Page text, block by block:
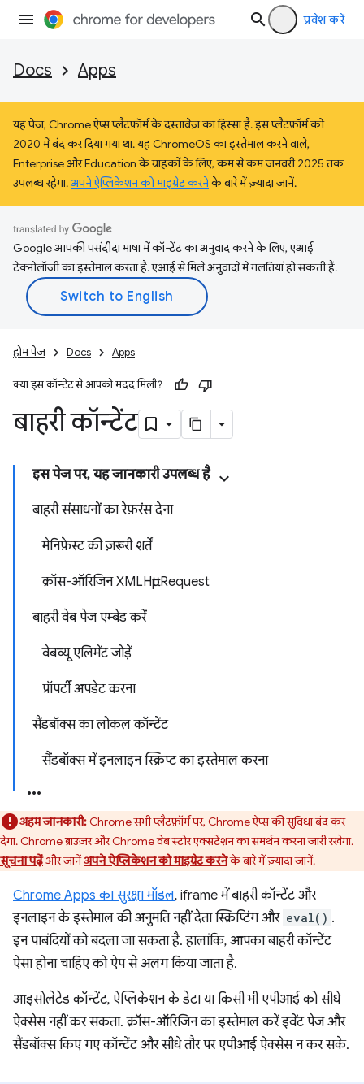
प्रवेश करें
Docs Apps
यह पेज, Chrome ऐप्स प्लैटफ़ॉर्म के दस्तावेज़ का हिस्सा है. इस प्लैटफ़ॉर्म को
2020 में बंद कर दिया गया था. यह ChromeOS का इस्तेमाल करने वाले,
Enterprise और Education के ग्राहकों के लिए, कम से कम जनवरी 2025 तक
उपलब्ध रहेगा.अपने ऐप्लिकेशन को माइग्रेट करनेके बारे में ज़्यादा जानें.
Google आपकी पसंदीदा भाषा में कॉन्टेंट का अनुवाद करने के लिए, एआई
टेक्नोलॉजी का इस्तेमाल करता है. एआई से मिले अनुवादों में गलतियां हो सकती हैं.
होम पेज Docs Apps
क्या इस कॉन्टेंट से आपको मदद मिली?
बाहरी कॉन्टेंट
इस पेज पर, यह जानकारी उपलब्ध है
बाहरी संसाधनों का रेफ़रंस देना
मेनिफ़ेस्ट की ज़रूरी शर्तें
क्रॉस-ऑरिजिन XMLHttpRequest
बाहरी वेब पेज एम्बेड करें
वेबव्यू एलिमेंट जोड़ें
प्रॉपर्टी अपडेट करना
सैंडबॉक्स का लोकल कॉन्टेंट
सैंडबॉक्स में इनलाइन स्क्रिप्ट का इस्तेमाल करना
अहम जानकारी:Chrome सभी प्लैटफ़ॉर्म पर, Chrome ऐप्स की सुविधा बंद कर
देगा. Chrome ब्राउज़र और Chrome वेब स्टोर एक्सटेंशन का समर्थन करना जारी रखेगा.
सूचना पढ़ेंऔर जानेंअपने ऐप्लिकेशन को माइग्रेट करनेके बारे में ज़्यादा जानें.
Chrome Apps का सुरक्षा मॉडल, iframe में बाहरी कॉन्टेंट और
इनलाइन के इस्तेमाल की अनुमति नहीं देता स्क्रिप्टिंग और eval() .
इन पाबंदियों को बदला जा सकता है. हालांकि, आपका बाहरी कॉन्टेंट
ऐसा होना चाहिए को ऐप से अलग किया जाता है.
आइसोलेटेड कॉन्टेंट, ऐप्लिकेशन के डेटा या किसी भी एपीआई को सीधे
ऐक्सेस नहीं कर सकता. क्रॉस-ऑरिजिन का इस्तेमाल करें इवेंट पेज और
सैंडबॉक्स किए गए कॉन्टेंट और सीधे तौर पर एपीआई ऐक्सेस न कर सके.